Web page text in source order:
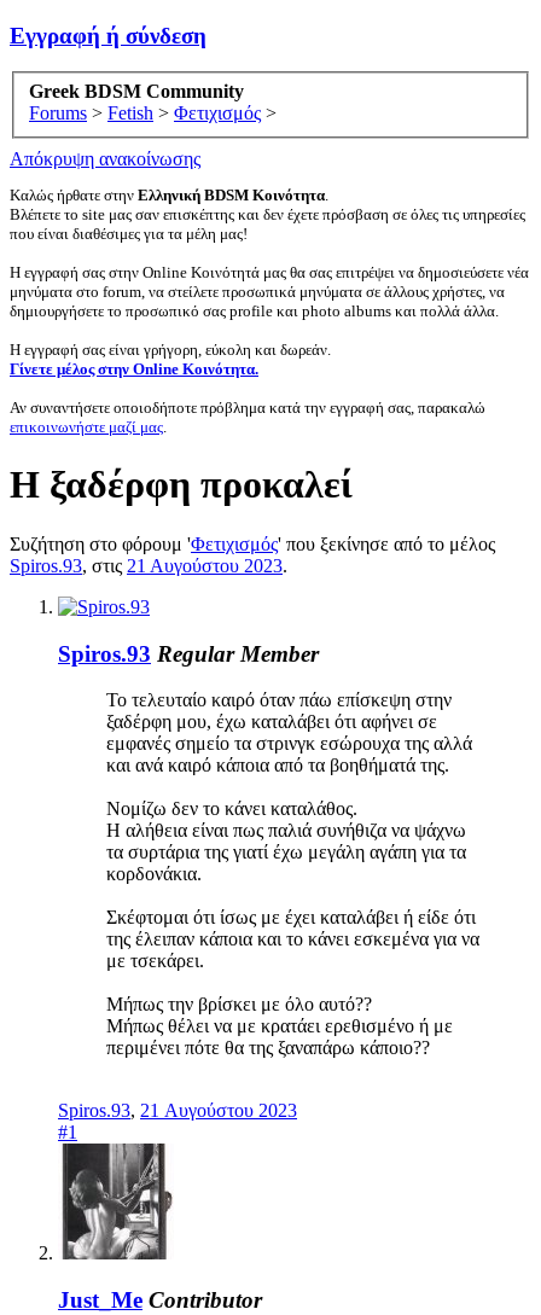
Εγγραφή ή σύνδεση
Greek BDSM Community
Forums > Fetish > Φετιχισμός >
Απόκρυψη ανακοίνωσης
Καλώς ήρθατε στην Ελληνική BDSM Κοινότητα.
Βλέπετε το site μας σαν επισκέπτης και δεν έχετε πρόσβαση σε όλες τις υπηρεσίες
που είναι διαθέσιμες για τα μέλη μας!
Η εγγραφή σας στην Online Κοινότητά μας θα σας επιτρέψει να δημοσιεύσετε νέα
μηνύματα στο forum, να στείλετε προσωπικά μηνύματα σε άλλους χρήστες, να
δημιουργήσετε το προσωπικό σας profile και photo albums και πολλά άλλα.
Η εγγραφή σας είναι γρήγορη, εύκολη και δωρεάν.
Γίνετε μέλος στην Online Κοινότητα.
Αν συναντήσετε οποιοδήποτε πρόβλημα κατά την εγγραφή σας, παρακαλώ
επικοινωνήστε μαζί μας.
Η ξαδέρφη προκαλεί
Συζήτηση στο φόρουμ 'Φετιχισμός' που ξεκίνησε από το μέλος
Spiros.93, στις 21 Αυγούστου 2023.
Spiros.93 Regular Member
Το τελευταίο καιρό όταν πάω επίσκεψη στην
ξαδέρφη μου, έχω καταλάβει ότι αφήνει σε
εμφανές σημείο τα στρινγκ εσώρουχα της αλλά
και ανά καιρό κάποια από τα βοηθήματά της.
Νομίζω δεν το κάνει καταλάθος.
Η αλήθεια είναι πως παλιά συνήθιζα να ψάχνω
τα συρτάρια της γιατί έχω μεγάλη αγάπη για τα
κορδονάκια.
Σκέφτομαι ότι ίσως με έχει καταλάβει ή είδε ότι
της έλειπαν κάποια και το κάνει εσκεμένα για να
με τσεκάρει.
Μήπως την βρίσκει με όλο αυτό??
Μήπως θέλει να με κρατάει ερεθισμένο ή με
περιμένει πότε θα της ξαναπάρω κάποιο??
Spiros.93, 21 Αυγούστου 2023
#1
Just_Me Contributor